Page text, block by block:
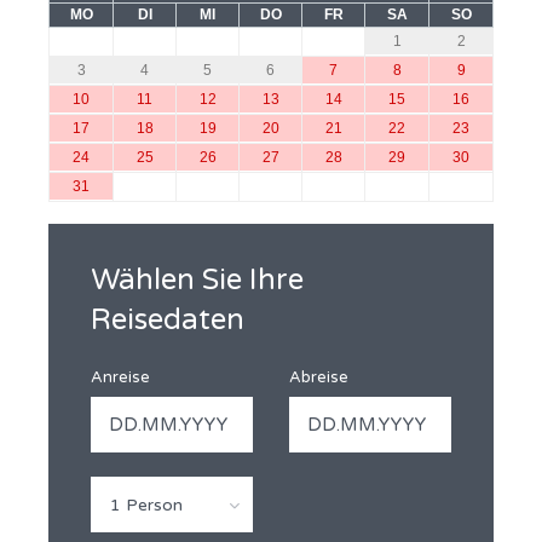
MO DI MI DO FR SA
SO
1
2
3
4 5 6 7 8
9
10
11 12 13 14 15
16
17
18 19 20 21 22
23
24
25 26 27 28 29
30
31
Wählen Sie Ihre
Reisedaten
Anreise Abreise
1 Person